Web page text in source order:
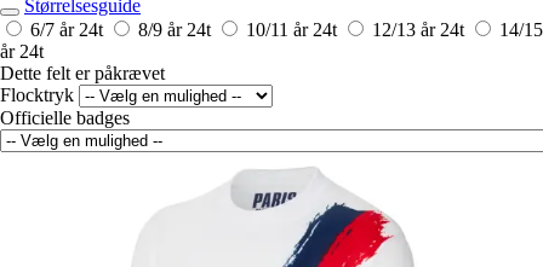
Størrelsesguide
6/7 år 24t 8/9 år 24t 10/11 år 24t 12/13 år 24t
14/15
år 24t
Dette felt er påkrævet
Flocktryk
Officielle badges